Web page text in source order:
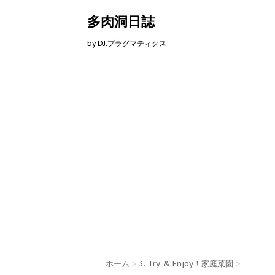
多肉洞日誌
by DJ.プラグマティクス
ホーム > 3. Try & Enjoy！家庭菜園 >